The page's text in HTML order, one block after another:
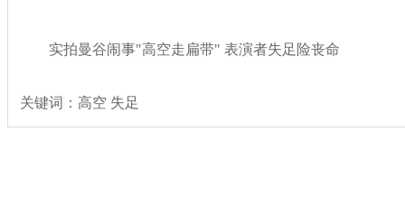
实拍曼谷闹事"高空走扁带" 表演者失足险丧命
关键词：高空 失足